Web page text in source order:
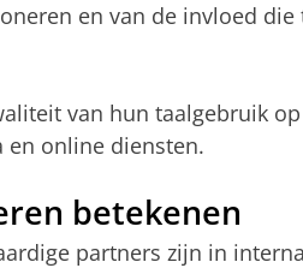
en van de invloed die
van hun taalgebruik
online diensten.
betekenen
partners zijn in